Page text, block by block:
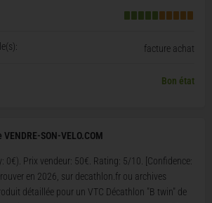
facture achat
Bon état
SON-VELO.COM
0€). Prix vendeur: 50€. Rating: 5/10. [Confidence:
en 2026, sur decathlon.fr ou archives
détaillée pour un VTC Décathlon "B twin" de